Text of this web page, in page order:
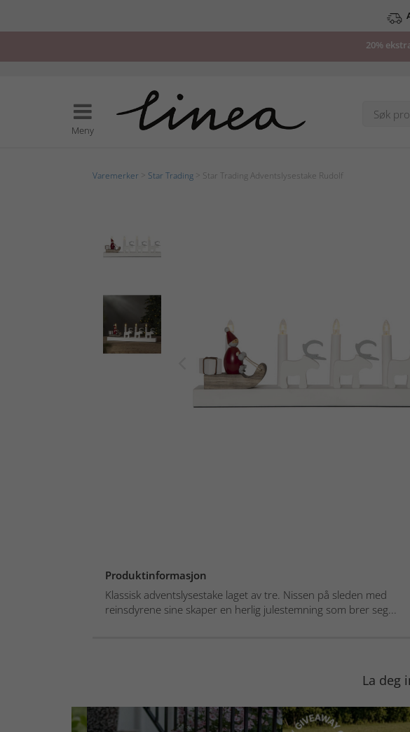
20%
Meny
Varemerker Star Trading > Star Trading Adventslysestake Rudolf
Produktinformasjon
Klassisk adventslysestake laget av tre. Nissen på sleden med
reinsdyrene sine skaper en herlig julestemning som brer seg...
La deg